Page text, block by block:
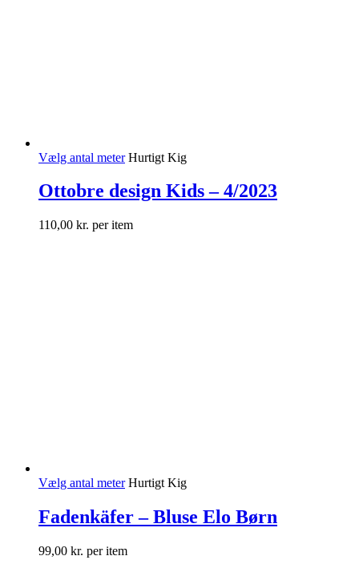
Vælg antal meter Hurtigt Kig
Ottobre design Kids – 4/2023
110,00 kr. per item
Vælg antal meter Hurtigt Kig
Fadenkäfer – Bluse Elo Børn
99,00 kr. per item